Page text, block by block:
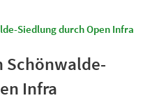
Siedlung durch Open Infra
Schönwalde-
Infra